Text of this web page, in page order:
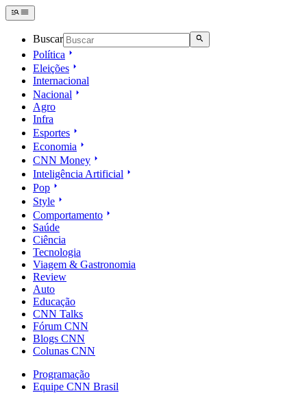
Buscar
Política
Eleições
Internacional
Nacional
Agro
Infra
Esportes
Economia
CNN Money
Inteligência Artificial
Pop
Style
Comportamento
Saúde
Ciência
Tecnologia
Viagem & Gastronomia
Review
Auto
Educação
CNN Talks
Fórum CNN
Blogs CNN
Colunas CNN
Programação
Equipe CNN Brasil